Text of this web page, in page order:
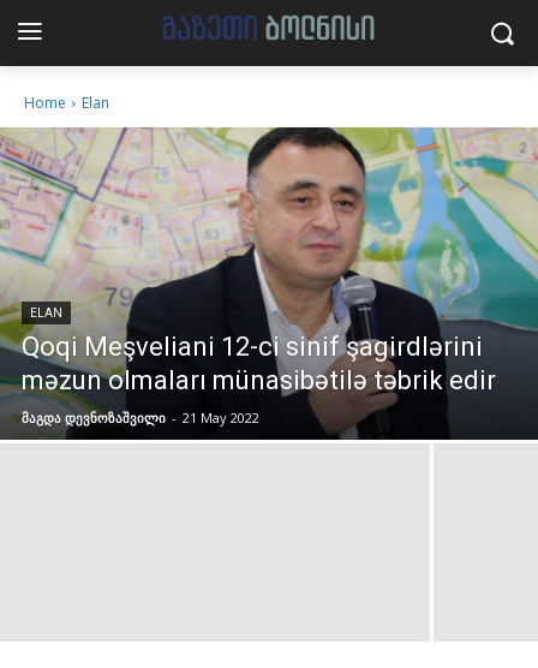
Home Elan
ELAN
Qoqi Meşveliani 12-ci sinif şagirdlərini
məzun olmaları münasibətilə təbrik edir
მაგდა დევნოზაშვილი - 21 May 2022